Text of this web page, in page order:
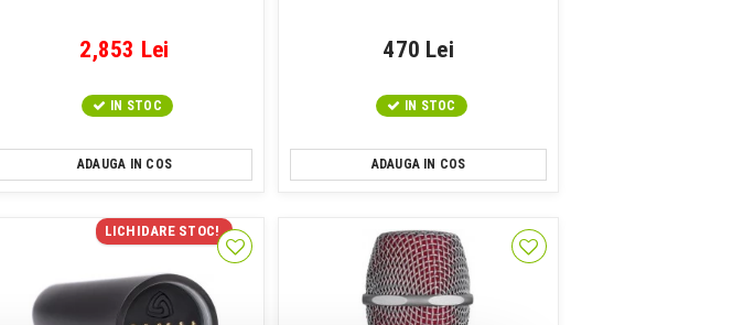
2,853 Lei
IN STOC
ADAUGA IN COS
470 Lei
IN STOC
ADAUGA IN COS
LICHIDARE STOC!